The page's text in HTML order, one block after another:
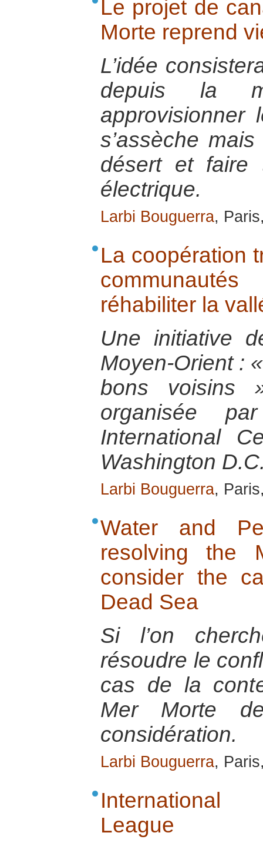
Le projet de
Morte reprend
L’idée
depuis la
s’assèche
désert et faire
électrique.
Larbi Bouguerra,
La coopération
réhabiliter la
Une initiative
Moyen-Orient :
bons voisins
organisée
International
Washington
Larbi Bouguerra,
Water and
resolving the
consider the
Dead Sea
Si l’on
résoudre le
cas de la
Mer Morte
considération.
Larbi Bouguerra,
International
League